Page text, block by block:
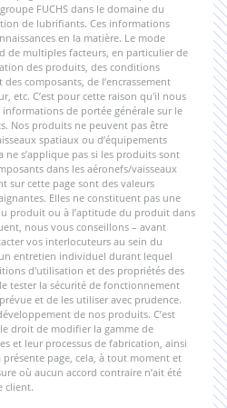
FUCHS dans le domaine du
de lubrifiants. Ces informations
en la matière. Le mode
de multiples facteurs, en particulier de
des produits, des conditions
composants, de l’encrassement
etc. C’est pour cette raison qu'il nous
de portée générale sur le
Nos produits ne peuvent pas être
spatiaux ou d’équipements
s’applique pas si les produits sont
dans les aéronefs/vaisseaux
sur cette page sont des valeurs
Elles ne constituent pas une
produit ou à l’aptitude du produit dans
nous vous conseillons – avant
vos interlocuteurs au sein du
entretien individuel durant lequel
d'utilisation et des propriétés des
tester la sécurité de fonctionnement
et de les utiliser avec prudence.
de nos produits. C’est
droit de modifier la gamme de
et leur processus de fabrication, ainsi
page, cela, à tout moment et
où aucun accord contraire n’ait été
client.